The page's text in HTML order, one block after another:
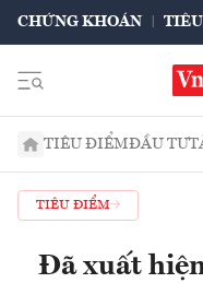
CHỨNG KHOÁN
TIÊU ĐIỂMĐẦU TƯ
TIÊU ĐIỂM
Đã xuất